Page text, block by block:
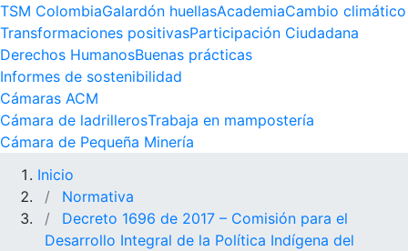
TSM ColombiaGalardón huellasAcademiaCambio climático
Transformaciones positivasParticipación Ciudadana
Derechos HumanosBuenas prácticas
Informes de sostenibilidad
Cámaras ACM
Cámara de ladrillerosTrabaja en mampostería
Cámara de Pequeña Minería
Inicio
Normativa
Decreto 1696 de 2017 – Comisión para el
Desarrollo Integral de la Política Indígena del